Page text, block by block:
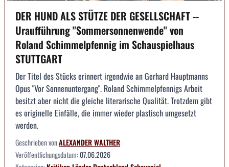
DER HUND ALS STÜTZE DER GESELLSCHAFT --
Uraufführung "Sommersonnenwende" von
Roland Schimmelpfennig im Schauspielhaus
STUTTGART
Der Titel des Stücks erinnert irgendwie an Gerhard Hauptmanns
Opus "Vor Sonnenuntergang". Roland Schimmelpfennigs Arbeit
besitzt aber nicht die gleiche literarische Qualität. Trotzdem gibt
es originelle Einfälle, die immer wieder plastisch umgesetzt
werden.
Geschrieben vonALEXANDER WALTHER
Veröffentlichungsdatum:07.06.2026